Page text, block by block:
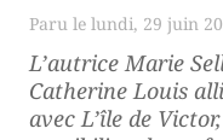
lundi, 29 juin
L’autrice Marie
Catherine Louis
avecL’île de Victor